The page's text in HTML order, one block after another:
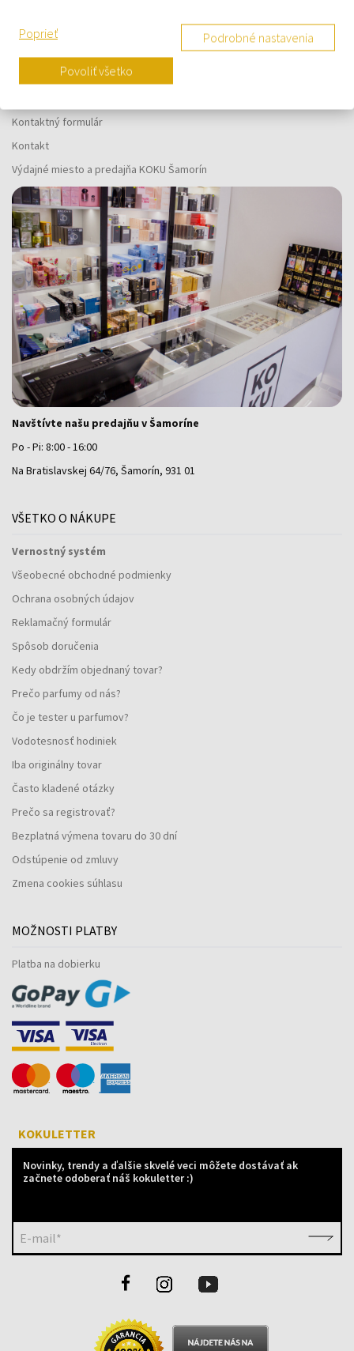
O SPOLOČNOSTI
Kontaktný formulár
Kontakt
Výdajné miesto a predajňa KOKU Šamorín
Navštívte našu predajňu v Šamoríne
Po - Pi: 8:00 - 16:00
Na Bratislavskej 64/76, Šamorín, 931 01
VŠETKO O NÁKUPE
Vernostný systém
Všeobecné obchodné podmienky
Ochrana osobných údajov
Reklamačný formulár
Spôsob doručenia
Kedy obdržím objednaný tovar?
Prečo parfumy od nás?
Čo je tester u parfumov?
Vodotesnosť hodiniek
Iba originálny tovar
Často kladené otázky
Prečo sa registrovať?
Bezplatná výmena tovaru do 30 dní
Odstúpenie od zmluvy
Zmena cookies súhlasu
MOŽNOSTI PLATBY
Platba na dobierku
KOKULETTER
Novinky, trendy a ďalšie skvelé veci môžete dostávať ak
začnete odoberať náš kokuletter :)
E-mail*
Poprieť Podrobné nastavenia
Povoliť všetko